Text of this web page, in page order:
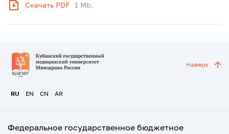
Скачать PDF 1 Mb.
RU EN CN AR
Наверх
Федеральное государственное бюджетное